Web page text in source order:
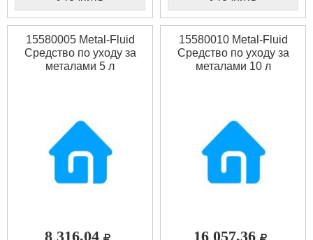
15580005 Metal-Fluid
Средство по уходу за
металами 5 л
8 316,04
15580010 Metal-Fluid
Средство по уходу за
металами 10 л
16 057,36